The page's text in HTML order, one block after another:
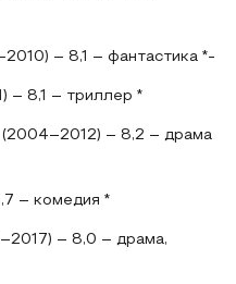
– 8,1 – фантастика *-
– 8,1 – триллер *
– 8,2 – драма
– комедия *
– 8,0 – драма,